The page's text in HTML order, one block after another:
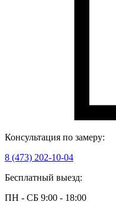
Консультация по замеру:
8 (473) 202-10-04
Бесплатный выезд:
ПН - СБ 9:00 - 18:00